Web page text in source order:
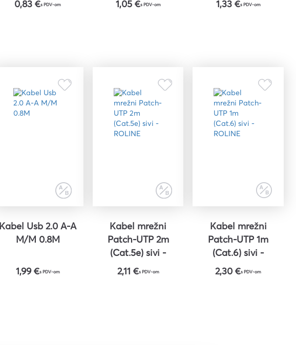
0,83 €s PDV-om
1,05 €s PDV-om
1,33 €s PDV-om
Kabel Usb 2.0 A-A
M/M 0.8M
1,99 €s PDV-om
Kabel mrežni
Patch-UTP 2m
(Cat.5e) sivi -
ROLINE
2,11 €s PDV-om
Kabel mrežni
Patch-UTP 1m
(Cat.6) sivi -
ROLINE
2,30 €s PDV-om